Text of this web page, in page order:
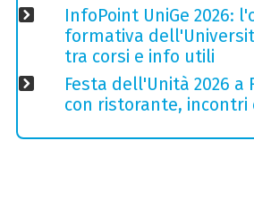
InfoPoint UniGe 2026:
formativa
tra corsi e info utili
Festa dell'Unità 2026 a
con ristorante, incontri